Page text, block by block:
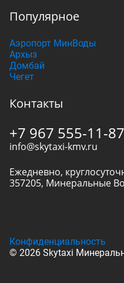
Популярное
Аэропорт МинВоды
Архыз
Домбай
Чегет
Контакты
+7 967 555-11-87
info@skytaxi-kmv.ru
Ежедневно,
357205, Минеральные
© 2026 Skytaxi
Конфиденциальность